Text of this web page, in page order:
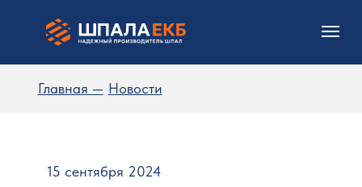
Главная — Новости
15 сентября 2024